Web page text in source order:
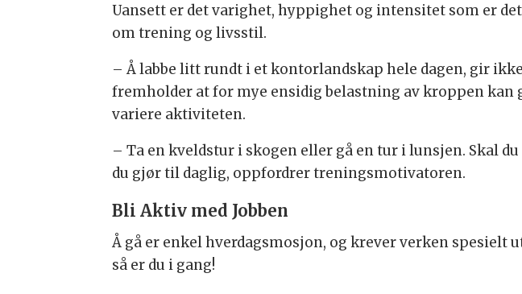
Uansett er det varighet, hyppighet og intensitet som er
om trening og livsstil.
– Å labbe litt rundt i et kontorlandskap hele dagen, gir
fremholder at for mye ensidig belastning av kroppen
variere aktiviteten.
– Ta en kveldstur i skogen eller gå en tur i lunsjen. Skal
du gjør til daglig, oppfordrer treningsmotivatoren.
Bli Aktiv med Jobben
Å gå er enkel hverdagsmosjon, og krever verken spesielt
så er du i gang!